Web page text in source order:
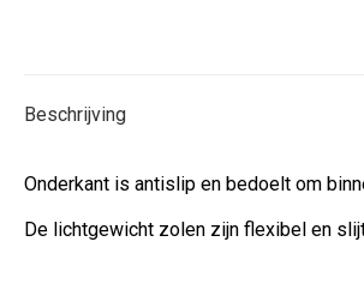
Beschrijving
Onderkant is antislip en bedoelt om
De lichtgewicht zolen zijn flexibel en